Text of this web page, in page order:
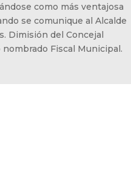
como más ventajosa
se comunique al Alcalde
Dimisión del Concejal
Fiscal Municipal.